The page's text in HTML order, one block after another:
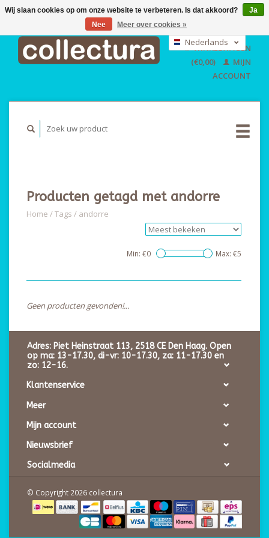
EUR
GBP
USD
Nederlands
English
WINKELWAGEN
(€0,00)
MIJN
ACCOUNT
Producten getagd met andorre
Home /Tags / andorre
Min: €0 Max: €5
Geen producten gevonden!...
Adres: Piet Heinstraat 113, 2518 CE Den Haag. Open
op ma: 13-17.30, di-vr: 10-17.30, za: 11-17.30 en
zo: 12-16.
Klantenservice
Meer
Mijn account
Nieuwsbrief
Socialmedia
© Copyright 2026 collectura
Wij slaan cookies op om onze website te verbeteren. Is dat akkoord?
Ja
Nee
Meer over cookies »